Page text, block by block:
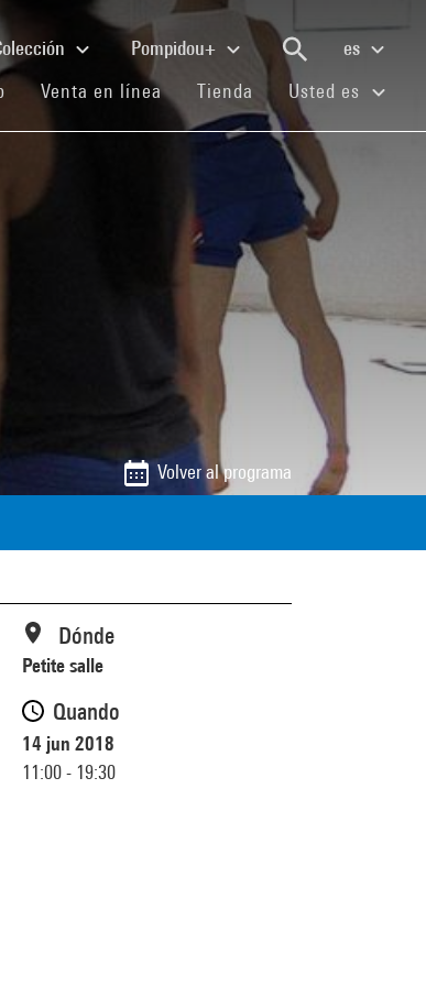
Pompidou+
es
(current)
Venta en línea(current)
Tienda (current)
Usted es
Volver al programa
Dónde
Petite salle
Quando
14 jun 2018
11:00 - 19:30